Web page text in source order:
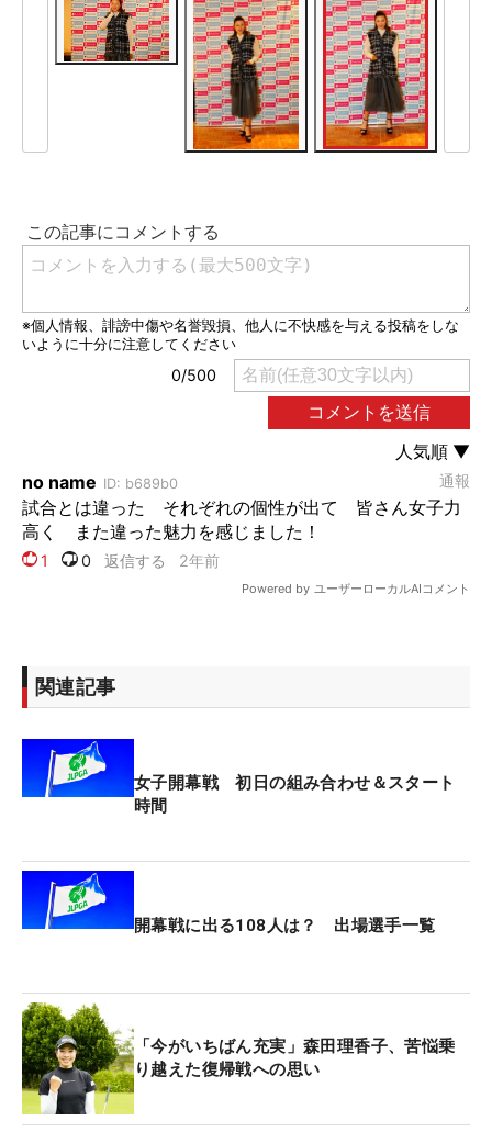
関連記事
女子開幕戦 初日の組み合わせ＆スタート
時間
開幕戦に出る108人は？ 出場選手一覧
「今がいちばん充実」森田理香子、苦悩乗
り越えた復帰戦への思い